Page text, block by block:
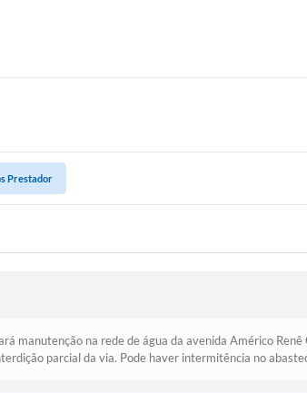
Prestador
manutenção na rede de água da avenida Américo
parcial da via. Pode haver intermitência no